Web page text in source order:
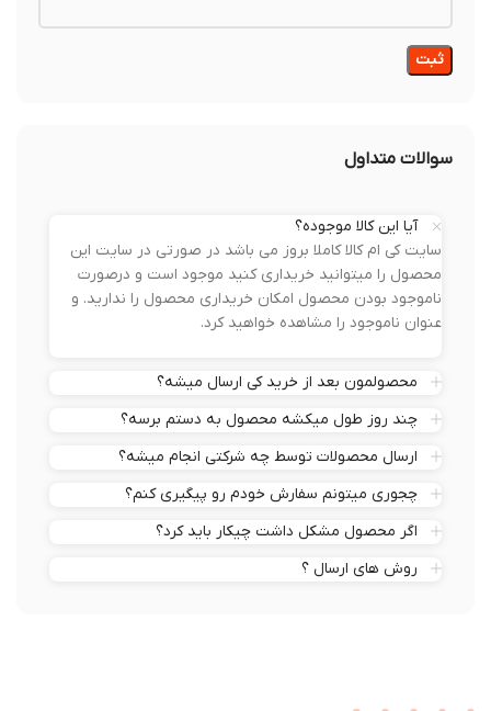
سوالات متداول
آیا این کالا موجوده؟
سایت کی ام کالا کاملا بروز می باشد در صورتی در سایت این
محصول را میتوانید خریداری کنید موجود است و درصورت
ناموجود بودن محصول امکان خریداری محصول را ندارید. و
عنوان ناموجود را مشاهده خواهید کرد.
محصولمون بعد از خرید کی ارسال میشه؟
چند روز طول میکشه محصول به دستم برسه؟
ارسال محصولات توسط چه شرکتی انجام میشه؟
چجوری میتونم سفارش خودم رو پیگیری کنم؟
اگر محصول مشکل داشت چیکار باید کرد؟
روش های ارسال ؟